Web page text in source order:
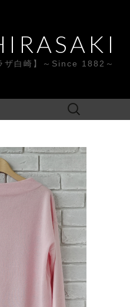
ザ白崎】～Since 1882～
検
索: